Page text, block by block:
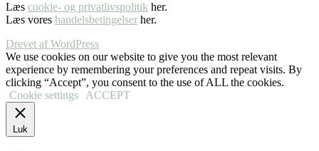
Læs cookie- og privatlivspolitik her.
Læs vores handelsbetingelser her.
Drevet af WordPress
We use cookies on our website to give you the most relevant
experience by remembering your preferences and repeat visits. By
clicking “Accept”, you consent to the use of ALL the cookies.
Cookie settings
ACCEPT
Luk